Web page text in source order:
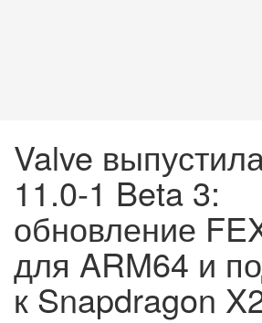
Valve
11.0-1 Beta 3:
обновление
для ARM64 и
к Snapdragon